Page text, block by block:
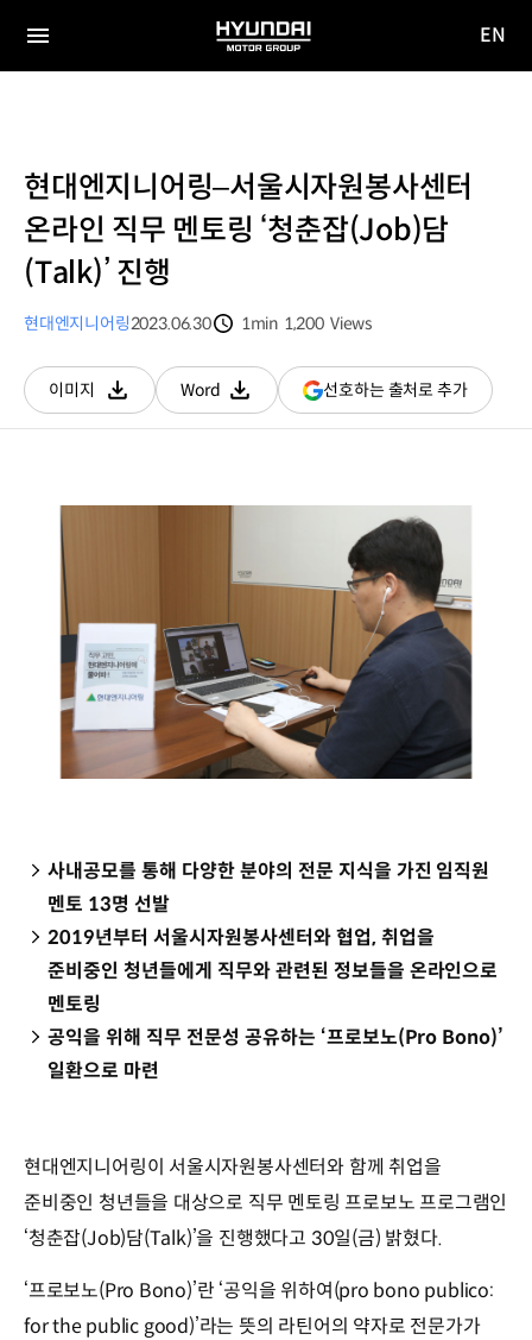
전체
HYUNDAI
MOTOR
EN
현대엔지니어링–서울시자원봉사센터
온라인 직무 멘토링 ‘청춘잡(Job)담
(Talk)’ 진행
현대엔지니어링2023.06.30
1min 1,200 Views
이미지
다운로드
Word
다운로드
선호하는 출처로 추가(새
창
사내공모를 통해 다양한 분야의 전문 지식을 가진 임직원
멘토 13명 선발
2019년부터 서울시자원봉사센터와 협업, 취업을
준비중인 청년들에게 직무와 관련된 정보들을 온라인으로
멘토링
공익을 위해 직무 전문성 공유하는 ‘프로보노(Pro Bono)’
일환으로 마련
현대엔지니어링이 서울시자원봉사센터와 함께 취업을
준비중인 청년들을 대상으로 직무 멘토링 프로보노 프로그램인
‘청춘잡(Job)담(Talk)’을 진행했다고 30일(금) 밝혔다.
‘프로보노(Pro Bono)’란 ‘공익을 위하여(pro bono publico:
for the public good)’라는 뜻의 라틴어의 약자로 전문가가